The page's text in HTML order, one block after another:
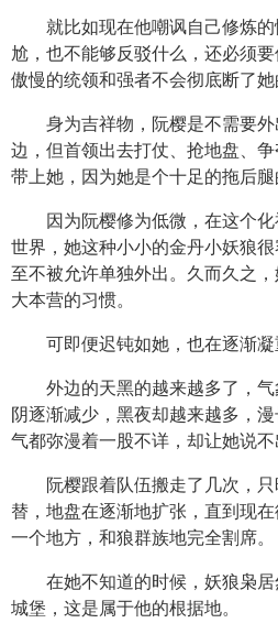
就比如现在他嘲讽自己修炼
尬，也不能够反驳什么，还必须
傲慢的统领和强者不会彻底断了她
身为吉祥物，阮樱是不需要
边，但首领出去打仗、抢地盘、
带上她，因为她是个十足的拖后腿
因为阮樱修为低微，在这个
世界，她这种小小的金丹小妖狼
至不被允许单独外出。久而久之
大本营的习惯。
可即便迟钝如她，也在逐渐凝
外边的天黑的越来越多了，
阴逐渐减少，黑夜却越来越多，
气都弥漫着一股不详，却让她说不
阮樱跟着队伍搬走了几次，
替，地盘在逐渐地扩张，直到现
一个地方，和狼群族地完全割席。
在她不知道的时候，妖狼枭
城堡，这是属于他的根据地。